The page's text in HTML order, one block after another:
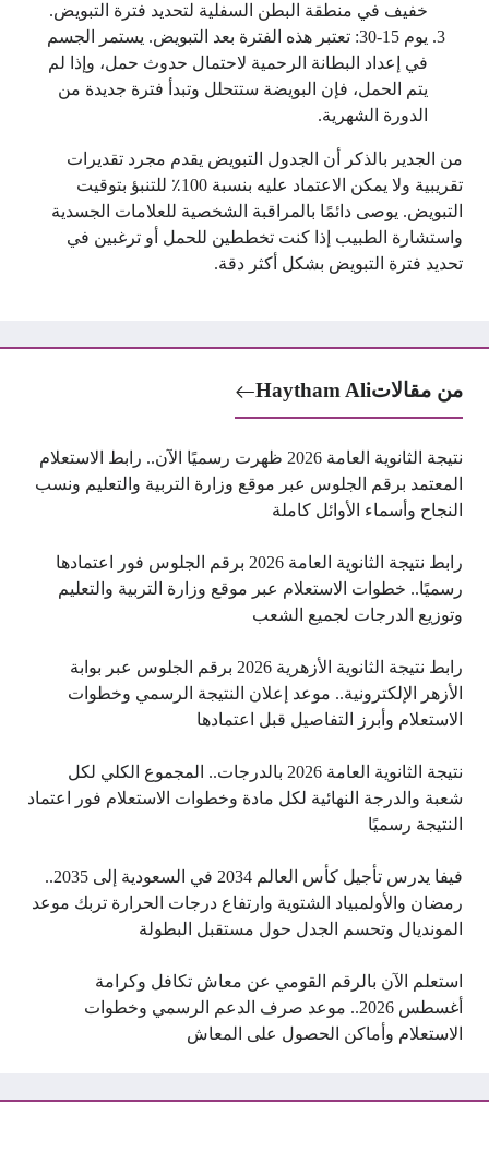
خفيف في منطقة البطن السفلية لتحديد فترة التبويض.
يوم 15-30: تعتبر هذه الفترة بعد التبويض. يستمر الجسم
في إعداد البطانة الرحمية لاحتمال حدوث حمل، وإذا لم
يتم الحمل، فإن البويضة ستتحلل وتبدأ فترة جديدة من
الدورة الشهرية.
من الجدير بالذكر أن الجدول التبويض يقدم مجرد تقديرات
تقريبية ولا يمكن الاعتماد عليه بنسبة 100٪ للتنبؤ بتوقيت
التبويض. يوصى دائمًا بالمراقبة الشخصية للعلامات الجسدية
واستشارة الطبيب إذا كنت تخططين للحمل أو ترغبين في
تحديد فترة التبويض بشكل أكثر دقة.
من مقالاتHaytham Ali
نتيجة الثانوية العامة 2026 ظهرت رسميًا الآن.. رابط الاستعلام
المعتمد برقم الجلوس عبر موقع وزارة التربية والتعليم ونسب
النجاح وأسماء الأوائل كاملة
رابط نتيجة الثانوية العامة 2026 برقم الجلوس فور اعتمادها
رسميًا.. خطوات الاستعلام عبر موقع وزارة التربية والتعليم
وتوزيع الدرجات لجميع الشعب
رابط نتيجة الثانوية الأزهرية 2026 برقم الجلوس عبر بوابة
الأزهر الإلكترونية.. موعد إعلان النتيجة الرسمي وخطوات
الاستعلام وأبرز التفاصيل قبل اعتمادها
نتيجة الثانوية العامة 2026 بالدرجات.. المجموع الكلي لكل
شعبة والدرجة النهائية لكل مادة وخطوات الاستعلام فور اعتماد
النتيجة رسميًا
فيفا يدرس تأجيل كأس العالم 2034 في السعودية إلى 2035..
رمضان والأولمبياد الشتوية وارتفاع درجات الحرارة تربك موعد
المونديال وتحسم الجدل حول مستقبل البطولة
استعلم الآن بالرقم القومي عن معاش تكافل وكرامة
أغسطس 2026.. موعد صرف الدعم الرسمي وخطوات
الاستعلام وأماكن الحصول على المعاش